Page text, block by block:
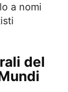
a nomi
del